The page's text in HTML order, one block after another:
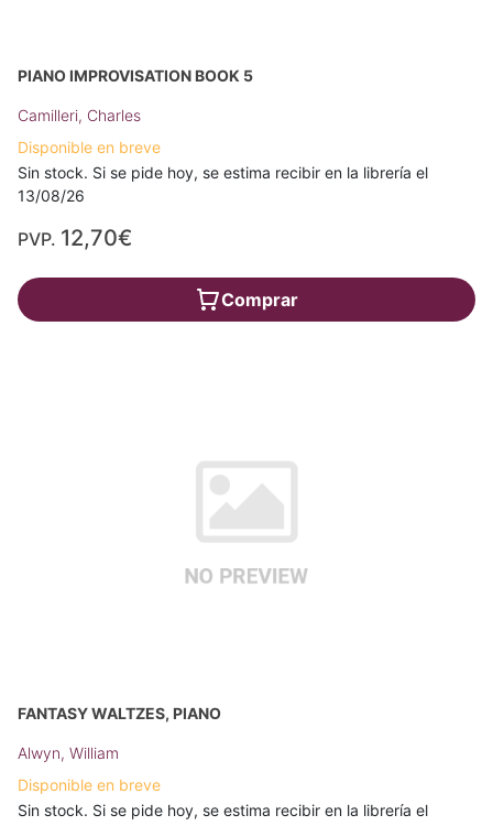
PIANO IMPROVISATION BOOK 5
Camilleri, Charles
Disponible en breve
Sin stock. Si se pide hoy, se estima recibir en la librería el
13/08/26
PVP. 12,70€
Comprar
FANTASY WALTZES, PIANO
Alwyn, William
Disponible en breve
Sin stock. Si se pide hoy, se estima recibir en la librería el